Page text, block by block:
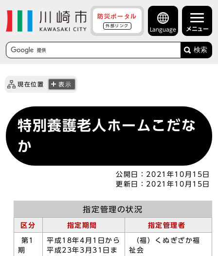
防災ポータル
外部リンク
Language メニュー
検索
現在位置 表示
特別養護老人ホームこだな
か
公開日： 2021年10月15日
更新日： 2021年10月15日
指定管理の状況
区分 指定期間 指定管理者
第1
期
平成18年4月1日から
平成23年3月31日ま
（福）くぬぎざか福
祉会